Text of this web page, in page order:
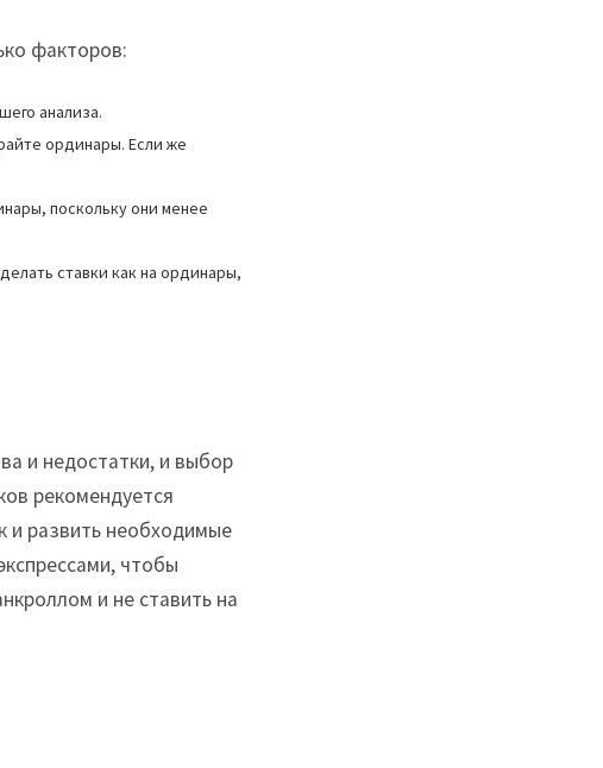
факторов:
анализа.
ординары. Если же
поскольку они менее
ставки как на ординары,
и недостатки, и выбор
рекомендуется
и развить необходимые
чтобы
и не ставить на